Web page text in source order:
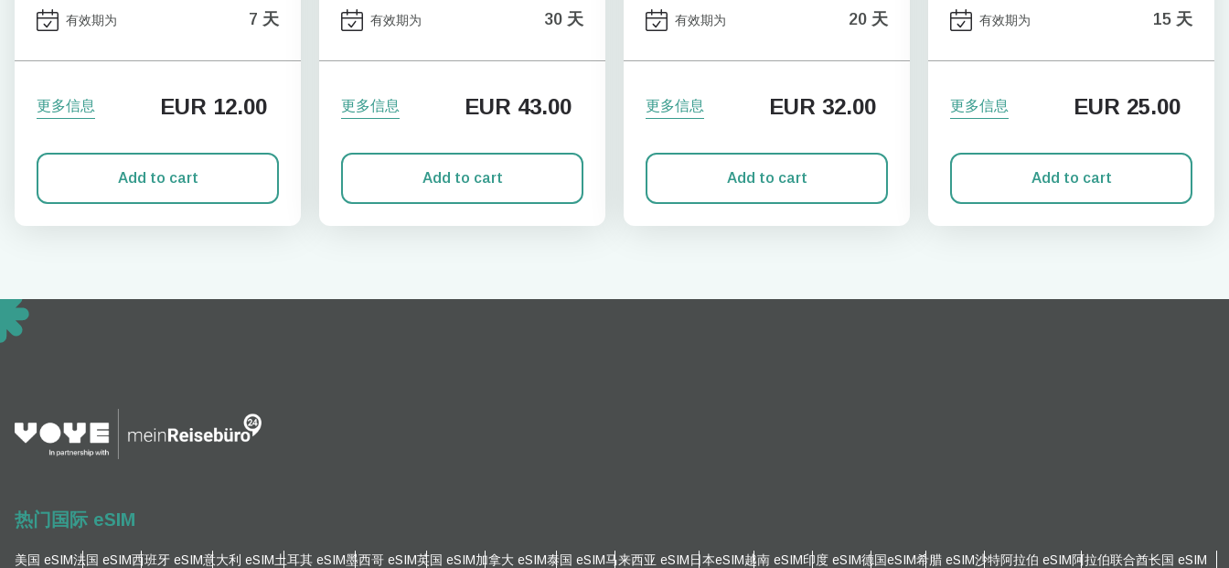
有效期为 7 天
更多信息 EUR 12.00
Add to cart
有效期为 30 天
更多信息 EUR 43.00
Add to cart
有效期为 20 天
更多信息 EUR 32.00
Add to cart
有效期为 15 天
更多信息 EUR 25.00
Add to cart
热门国际 eSIM
美国 eSIM法国 eSIM西班牙 eSIM意大利 eSIM土耳其 eSIM墨西哥 eSIM英国 eSIM加拿大 eSIM泰国 eSIM马来西亚 eSIM日本eSIM越南 eSIM印度 eSIM德国eSIM希腊 eSIM沙特阿拉伯 eSIM阿拉伯联合酋长国 eSIM
电子邮件